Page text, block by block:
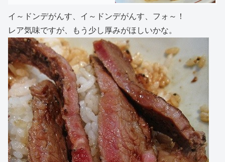
イ～ドンデがんす、イ～ドンデがんす、フォ～！
レア気味ですが、もう少し厚みがほしいかな。